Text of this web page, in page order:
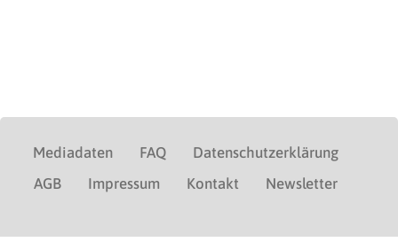
Mediadaten FAQ
Datenschutzerklärung
AGB
Impressum Kontakt Newsletter